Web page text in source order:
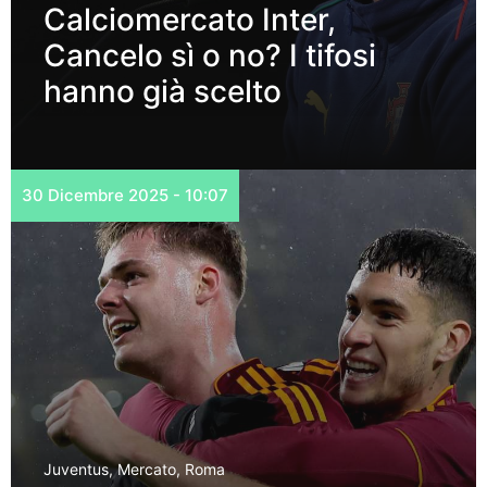
Calciomercato Inter,
Cancelo sì o no? I tifosi
hanno già scelto
30 Dicembre 2025 - 10:07
Juventus,Mercato, Roma